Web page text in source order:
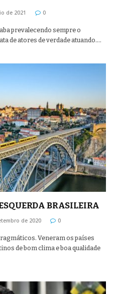
de 2021 0
prevalecendo sempre o
de atores de verdade atuando.…
BRASILEIRA
de 2020 0
Veneram os países
de bom clima e boa qualidade